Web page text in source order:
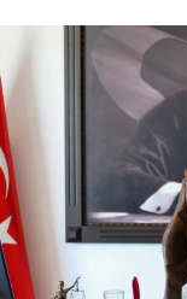
Bilim-
Köşe Yazıları
Röportaj
Video Galeri
Son Dakika
Haber Arşivi